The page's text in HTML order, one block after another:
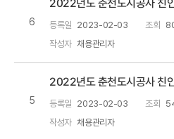
6
2022년도 춘천도시공사 친
등록일 2023-02-03 조회
작성자 채용관리자
5
2022년도 춘천도시공사 친
등록일 2023-02-03 조회
작성자 채용관리자